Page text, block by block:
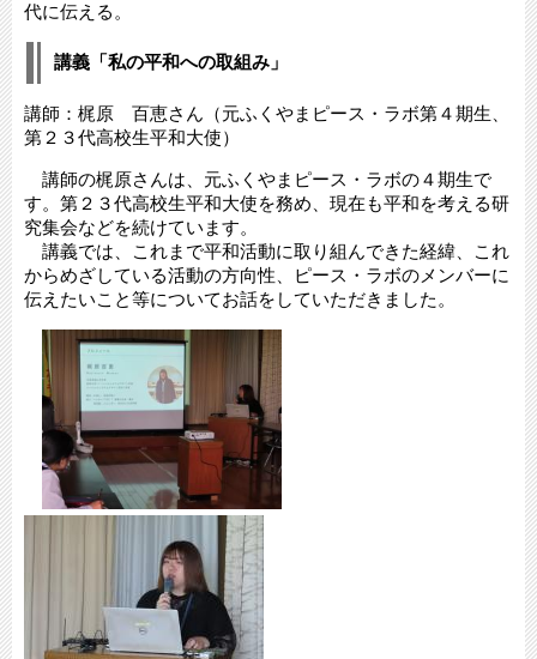
代に伝える。
講義「私の平和への取組み」
講師：梶原 百恵さん（元ふくやまピース・ラボ第４期生、
第２３代高校生平和大使）
講師の梶原さんは、元ふくやまピース・ラボの４期生で
す。第２３代高校生平和大使を務め、現在も平和を考える研
究集会などを続けています。
講義では、これまで平和活動に取り組んできた経緯、これ
からめざしている活動の方向性、ピース・ラボのメンバーに
伝えたいこと等についてお話をしていただきました。